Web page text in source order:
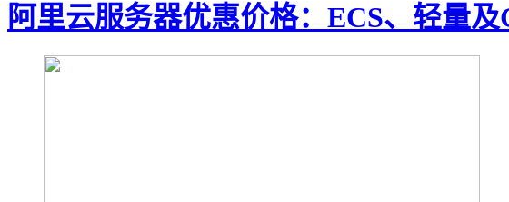
阿里云服务器优惠价格：ECS、轻量